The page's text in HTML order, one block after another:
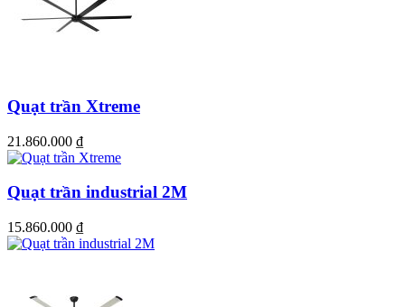
Giải pháp làm mát tối ưu cho nhà xưởng, kho vận hoặc các sảnh
lớn
Quạt trần Xtreme
21.860.000 ₫
Quạt trần industrial 2M
15.860.000 ₫